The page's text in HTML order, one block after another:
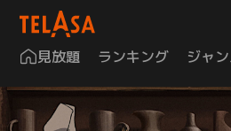
見放題 ランキング ジャ